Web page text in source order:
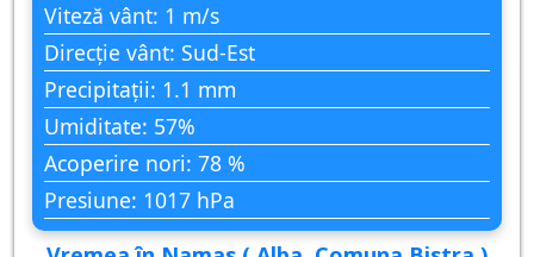
Viteză vânt: 1 m/s
Direcție vânt: Sud-Est
Precipitații: 1.1 mm
Umiditate: 57%
Acoperire nori: 78 %
Presiune: 1017 hPa